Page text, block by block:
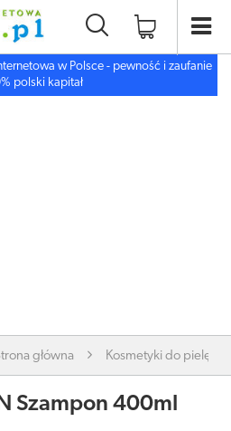
w Polsce - pewność i zaufanie
polski kapitał
główna Kosmetyki do
Szampon 400ml